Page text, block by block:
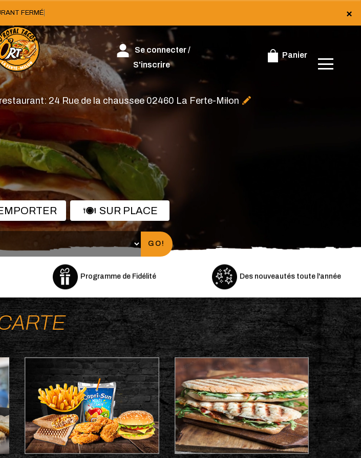
×
fermé
24 Rue de la chaussee 02460 La Ferte-Milon
Se connecter /
S'inscrire
Panier
×
SUR PLACE
GO!
Programme de Fidélité Des nouveautés toute l'année
Burgers Menus Enfants Paninis
Sandwichs Plats Orientaux TACOS